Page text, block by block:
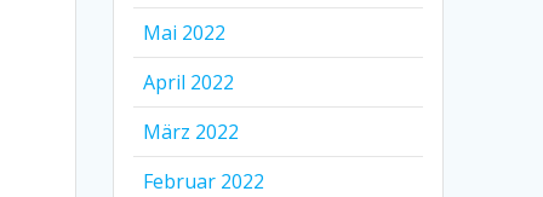
Mai 2022
April 2022
März 2022
Februar 2022